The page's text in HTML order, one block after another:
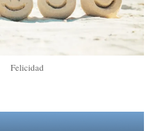
Felicidad